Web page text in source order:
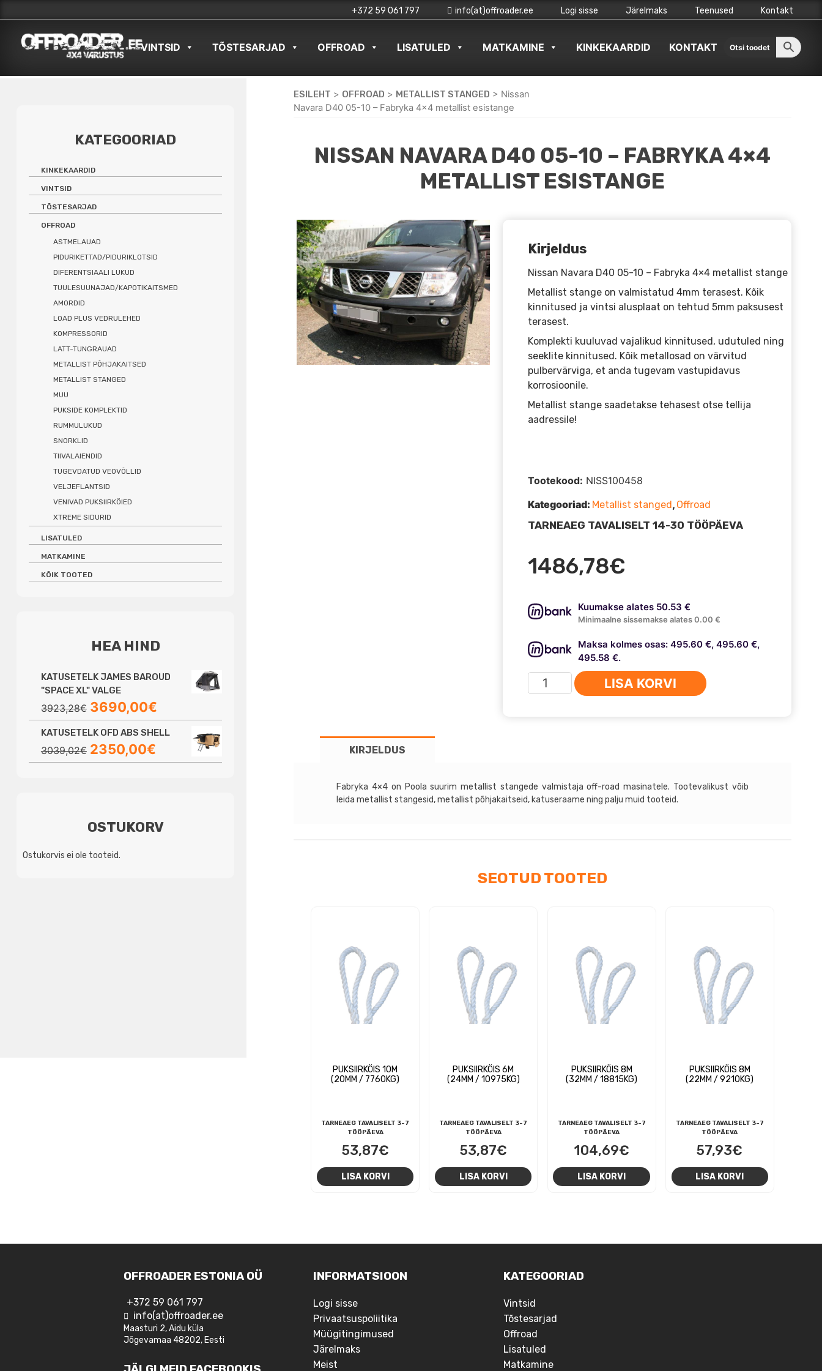
content
+372 59 061 797 info(at)offroader.ee Logi sisse Järelmaks Teenused Kontakt
VINTSID TÕSTESARJAD OFFROAD LISATULED MATKAMINE KINKEKAARDID KONTAKT
ESILEHT > OFFROAD > METALLIST STANGED > Nissan
Navara D40 05-10 – Fabryka 4×4 metallist esistange
NISSAN NAVARA D40 05-10 – FABRYKA 4×4
METALLIST ESISTANGE
1486,78€
Kirjeldus
Nissan Navara D40 05-10 – Fabryka 4×4 metallist stange
Metallist stange on valmistatud 4mm terasest. Kõik
kinnitused ja vintsi alusplaat on tehtud 5mm paksusest
terasest.
Komplekti kuuluvad vajalikud kinnitused, udutuled ning
seeklite kinnitused. Kõik metallosad on värvitud
pulbervärviga, et anda tugevam vastupidavus
korrosioonile.
Metallist stange saadetakse tehasest otse tellija
aadressile!
Kuumakse alates 50.53 €
Minimaalne sissemakse alates 0.00 €
Maksa kolmes osas: 495.60 €, 495.60 €,
495.58 €.
Nissan
Navara
4x4
metallist
LISA KORVI
Tootekood: NISS100458
Kategooriad: Metallist stanged , Offroad
TARNEAEG TAVALISELT 14-30 TÖÖPÄEVA
KIRJELDUS
Fabryka 4×4 on Poola suurim metallist stangede valmistaja off-road masinatele. Tootevalikust võib
leida metallist stangesid, metallist põhjakaitseid, katuseraame ning palju muid tooteid.
SEOTUD TOOTED
PUKSIIRKÖIS 10M
(20MM / 7760KG)
TARNEAEG TAVALISELT 3-7
TÖÖPÄEVA
53,87€
LISA KORVI
PUKSIIRKÖIS 6M
(24MM / 10975KG)
TARNEAEG TAVALISELT 3-7
TÖÖPÄEVA
53,87€
LISA KORVI
PUKSIIRKÖIS 8M
(32MM / 18815KG)
TARNEAEG TAVALISELT 3-7
TÖÖPÄEVA
104,69€
LISA KORVI
PUKSIIRKÖIS 8M
(22MM / 9210KG)
TARNEAEG TAVALISELT 3-7
TÖÖPÄEVA
57,93€
LISA KORVI
KATEGOORIAD
KINKEKAARDID
VINTSID
TÕSTESARJAD
OFFROAD
ASTMELAUAD
PIDURIKETTAD/PIDURIKLOTSID
DIFERENTSIAALI LUKUD
TUULESUUNAJAD/KAPOTIKAITSMED
AMORDID
LOAD PLUS VEDRULEHED
KOMPRESSORID
LATT-TUNGRAUAD
METALLIST PÕHJAKAITSED
METALLIST STANGED
MUU
PUKSIDE KOMPLEKTID
RUMMULUKUD
SNORKLID
TIIVALAIENDID
TUGEVDATUD VEOVÕLLID
VELJEFLANTSID
VENIVAD PUKSIIRKÖIED
XTREME SIDURID
LISATULED
MATKAMINE
KÕIK TOOTED
HEA HIND
KATUSETELK JAMES BAROUD
"SPACE XL" VALGE
3923,28€ Algne
hind
oli:
3923,28€.
3690,00€Praegune
hind
on:
3690,00€.
KATUSETELK OFD ABS SHELL
3039,02€ Algne
hind
2350,00€Praegune
hind
OSTUKORV
Ostukorvis ei ole tooteid.
OFFROADER ESTONIA OÜ
+372 59 061 797
info(at)offroader.ee
Maasturi 2, Aidu küla
Jõgevamaa 48202, Eesti
INFORMATSIOON
Logi sisse
Privaatsuspoliitika
Müügitingimused
Järelmaks
Meist
KATEGOORIAD
Vintsid
Tõstesarjad
Offroad
Lisatuled
Matkamine